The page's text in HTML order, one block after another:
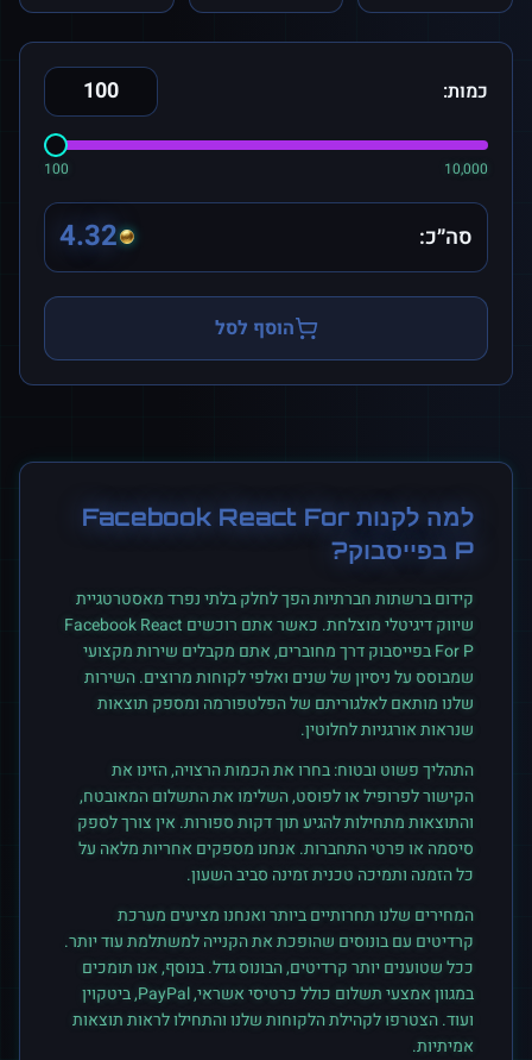
כמות:
100 10,000
סה״כ: 4.32
הוסף לסל
למה לקנותFacebook React For
P בפייסבוק?
קידום ברשתות חברתיות הפך לחלק בלתי נפרד מאסטרטגיית
שיווק דיגיטלי מוצלחת. כאשר אתם רוכשים Facebook React
For Pבפייסבוקדרך מחוברים, אתם מקבלים שירות מקצועי
שמבוסס על ניסיון של שנים ואלפי לקוחות מרוצים. השירות
שלנו מותאם לאלגוריתם של הפלטפורמה ומספק תוצאות
שנראות אורגניות לחלוטין.
התהליך פשוט ובטוח: בחרו את הכמות הרצויה, הזינו את
הקישור לפרופיל או לפוסט, השלימו את התשלום המאובטח,
והתוצאות מתחילות להגיע תוך דקות ספורות. אין צורך לספק
סיסמה או פרטי התחברות. אנחנו מספקים אחריות מלאה על
כל הזמנה ותמיכה טכנית זמינה סביב השעון.
המחירים שלנו תחרותיים ביותר ואנחנו מציעים מערכת
קרדיטים עם בונוסים שהופכת את הקנייה למשתלמת עוד יותר.
ככל שטוענים יותר קרדיטים, הבונוס גדל. בנוסף, אנו תומכים
במגוון אמצעי תשלום כולל כרטיסי אשראי, PayPal, ביטקוין
ועוד. הצטרפו לקהילת הלקוחות שלנו והתחילו לראות תוצאות
אמיתיות.